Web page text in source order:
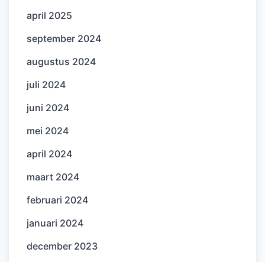
april 2025
september 2024
augustus 2024
juli 2024
juni 2024
mei 2024
april 2024
maart 2024
februari 2024
januari 2024
december 2023